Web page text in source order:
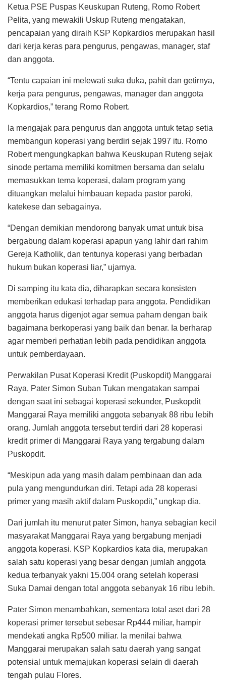
Ia mengajak para pengurus dan anggota untuk tetap setia
membangun koperasi yang berdiri sejak 1997 itu. Romo
Robert mengungkapkan bahwa Keuskupan Ruteng sejak
sinode pertama memiliki komitmen bersama dan selalu
dituangkan melalui himbauan kepada pastor paroki,
katekese dan sebagainya.
bergabung dalam koperasi apapun yang lahir dari rahim
Gereja Katholik, dan tentunya koperasi yang berbadan
hukum bukan koperasi liar,” ujarnya.
Di samping itu kata dia, diharapkan secara konsisten
memberikan edukasi terhadap para anggota. Pendidikan
anggota harus digenjot agar semua paham dengan baik
agar memberi perhatian lebih pada pendidikan anggota
untuk pemberdayaan.
Perwakilan Pusat Koperasi Kredit (Puskopdit) Manggarai
dengan saat ini sebagai koperasi sekunder, Puskopdit
Manggarai Raya memiliki anggota sebanyak 88 ribu lebih
orang. Jumlah anggota tersebut terdiri dari 28 koperasi
kredit primer di Manggarai Raya yang tergabung dalam
Puskopdit.
pula yang mengundurkan diri. Tetapi ada 28 koperasi
primer yang masih aktif dalam Puskopdit,” ungkap dia.
Dari jumlah itu menurut pater Simon, hanya sebagian kecil
masyarakat Manggarai Raya yang bergabung menjadi
anggota koperasi. KSP Kopkardios kata dia, merupakan
salah satu koperasi yang besar dengan jumlah anggota
Suka Damai dengan total anggota sebanyak 16 ribu lebih.
Pater Simon menambahkan, sementara total aset dari 28
mendekati angka Rp500 miliar. Ia menilai bahwa
Manggarai merupakan salah satu daerah yang sangat
potensial untuk memajukan koperasi selain di daerah
tengah pulau Flores.
“Jadi kita diharapkan lebih semangat lagi untuk bergerak
dia.
Pater Simon menekankan untuk mengembangkan
koperasi sangat dibutuhkan kerja sama dan kolaborasi dari
semua pihak, terutama pengurus, pengawas, manager
maupun anggota. Untuk mencapai hal tersebut, lanjut dia,